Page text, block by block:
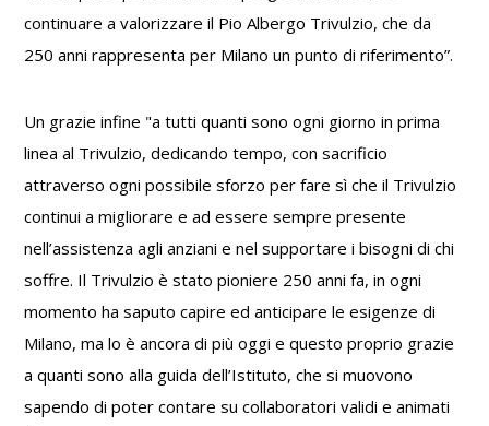
continuare a valorizzare il Pio Albergo Trivulzio, che da
250 anni rappresenta per Milano un punto di riferimento”.
Un grazie infine "a tutti quanti sono ogni giorno in prima
linea al Trivulzio, dedicando tempo, con sacrificio
attraverso ogni possibile sforzo per fare sì che il Trivulzio
continui a migliorare e ad essere sempre presente
nell’assistenza agli anziani e nel supportare i bisogni di chi
soffre. Il Trivulzio è stato pioniere 250 anni fa, in ogni
momento ha saputo capire ed anticipare le esigenze di
Milano, ma lo è ancora di più oggi e questo proprio grazie
a quanti sono alla guida dell’Istituto, che si muovono
sapendo di poter contare su collaboratori validi e animati